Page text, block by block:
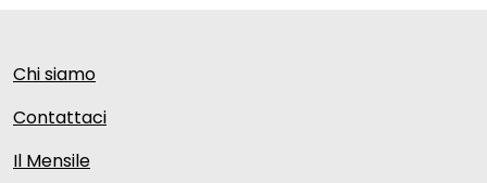
Chi siamo
Contattaci
Il Mensile